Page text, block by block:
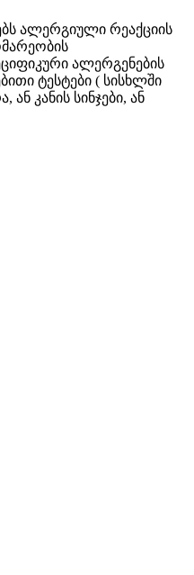
ალერგიული რეაქციის
ალერგენების
ტესტები ( სისხლში
ან კანის სინჯები, ან